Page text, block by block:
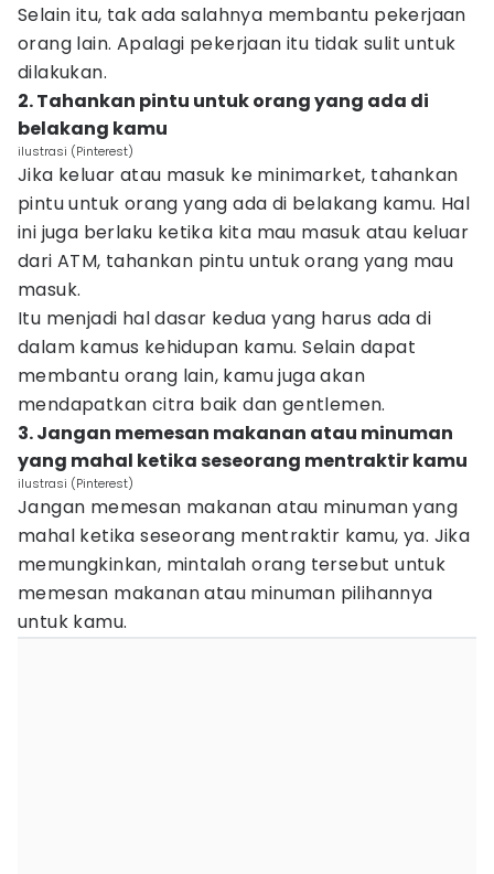
Selain itu, tak ada salahnya membantu pekerjaan
orang lain. Apalagi pekerjaan itu tidak sulit untuk
dilakukan.
2. Tahankan pintu untuk orang yang ada di
belakang kamu
ilustrasi (Pinterest)
Jika keluar atau masuk ke minimarket, tahankan
pintu untuk orang yang ada di belakang kamu. Hal
ini juga berlaku ketika kita mau masuk atau keluar
dari ATM, tahankan pintu untuk orang yang mau
masuk.
Itu menjadi hal dasar kedua yang harus ada di
dalam kamus kehidupan kamu. Selain dapat
membantu orang lain, kamu juga akan
mendapatkan citra baik dan gentlemen.
3. Jangan memesan makanan atau minuman
yang mahal ketika seseorang mentraktir kamu
ilustrasi (Pinterest)
Jangan memesan makanan atau minuman yang
mahal ketika seseorang mentraktir kamu, ya. Jika
memungkinkan, mintalah orang tersebut untuk
memesan makanan atau minuman pilihannya
untuk kamu.